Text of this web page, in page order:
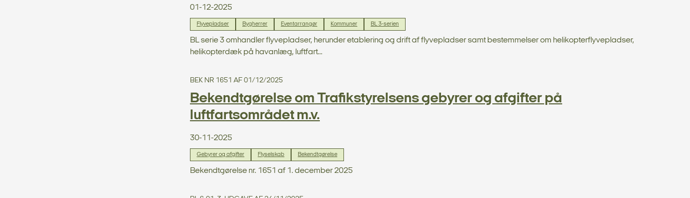
01-12-2025
Flyvepladser Bygherrer Eventarrangør Kommuner BL 3-serien
BL serie 3 omhandler flyvepladser, herunder etablering og drift af flyvepladser samt bestemmelser om helikopterflyvepladser,
helikopterdæk på havanlæg, luftfart...
BEK NR 1651 AF 01/12/2025
Bekendtgørelse om Trafikstyrelsens gebyrer og afgifter på
luftfartsområdet m.v.
30-11-2025
Gebyrer og afgifter Flyselskab Bekendtgørelse
Bekendtgørelse nr. 1651 af 1. december 2025